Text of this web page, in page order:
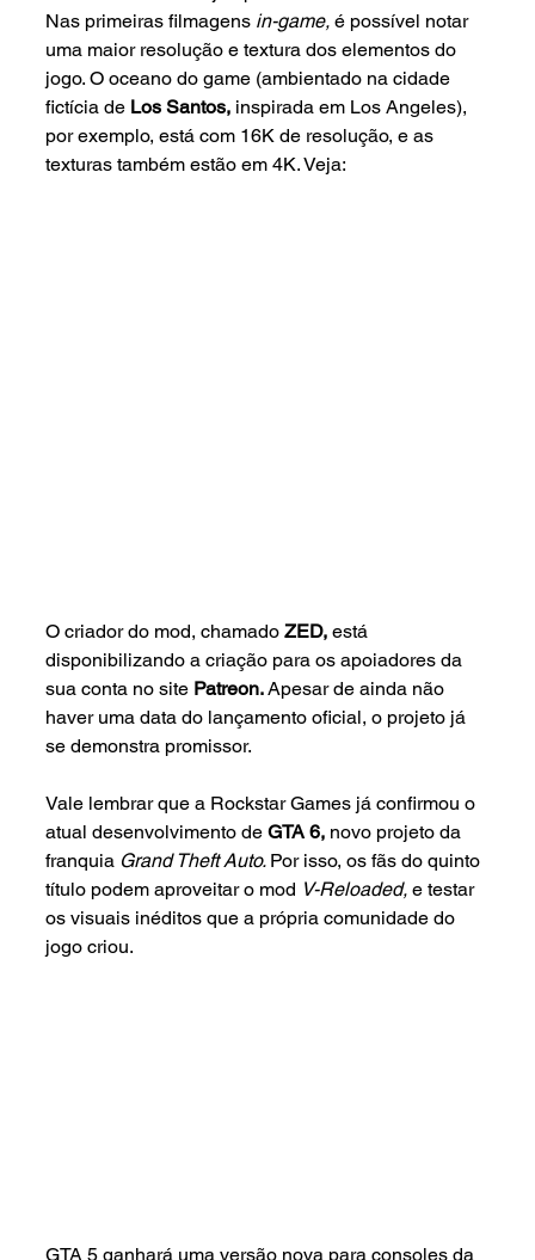
Nas primeiras filmagens in-game, é possível notar
uma maior resolução e textura dos elementos do
jogo. O oceano do game (ambientado na cidade
fictícia de Los Santos, inspirada em Los Angeles),
por exemplo, está com 16K de resolução, e as
texturas também estão em 4K. Veja:
O criador do mod, chamado ZED, está
disponibilizando a criação para os apoiadores da
sua conta no site Patreon. Apesar de ainda não
haver uma data do lançamento oficial, o projeto já
se demonstra promissor.
Vale lembrar que a Rockstar Games já confirmou o
atual desenvolvimento de GTA 6, novo projeto da
franquia Grand Theft Auto. Por isso, os fãs do quinto
título podem aproveitar o mod V-Reloaded, e testar
os visuais inéditos que a própria comunidade do
jogo criou.
GTA 5 ganhará uma versão nova para consoles da